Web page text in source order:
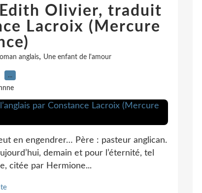
Olivier, traduit
Lacroix (Mercure
anglais, Une enfant de l'amour
…
en engendrer… Père : pasteur anglican.
demain et pour l’éternité, tel
citée par Hermione...